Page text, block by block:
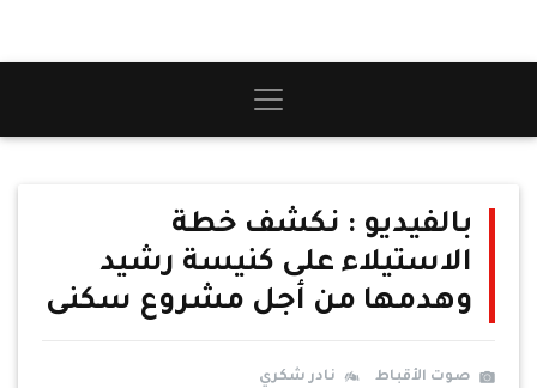
بالفيديو : نكشف خطة
الاستيلاء على كنيسة رشيد
وهدمها من أجل مشروع سكنى
صوت الأقباط
نادر شكري